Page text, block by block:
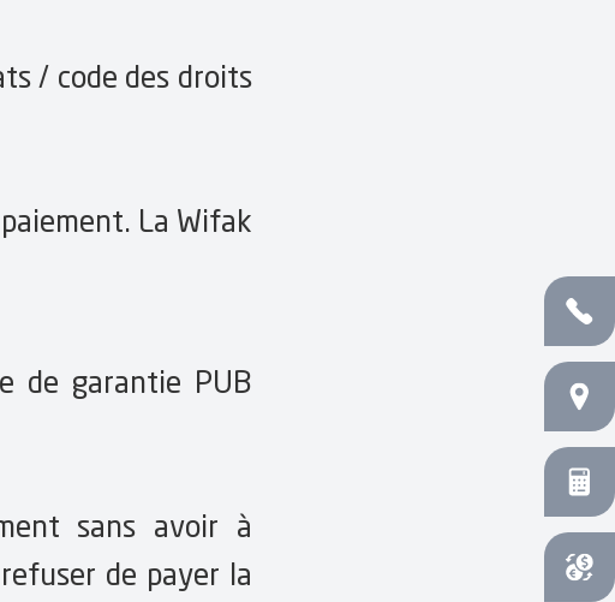
/ code des droits
La Wifak
de garantie PUB
sans avoir à
de payer la